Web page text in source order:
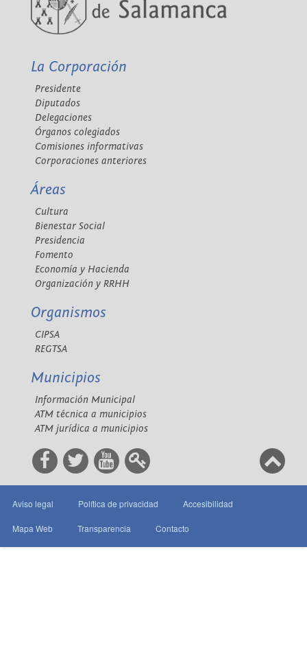
La Corporación
Presidente
Diputados
Delegaciones
Órganos colegiados
Comisiones informativas
Corporaciones anteriores
Áreas
Cultura
Bienestar Social
Presidencia
Fomento
Economía y Hacienda
Organización y RRHH
Organismos
CIPSA
REGTSA
Municipios
Información Municipal
ATM técnica a municipios
ATM jurídica a municipios
Aviso legal Política de privacidad Accesibilidad
Mapa Web Transparencia Contacto